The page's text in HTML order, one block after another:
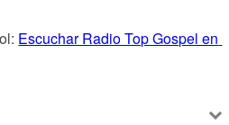
Escuchar Radio Top Gospel en